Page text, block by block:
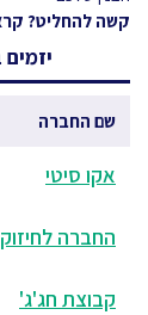
קשה להחליט?
שם החברה
אקו סיטי
החברה
קבוצת חג'ג'